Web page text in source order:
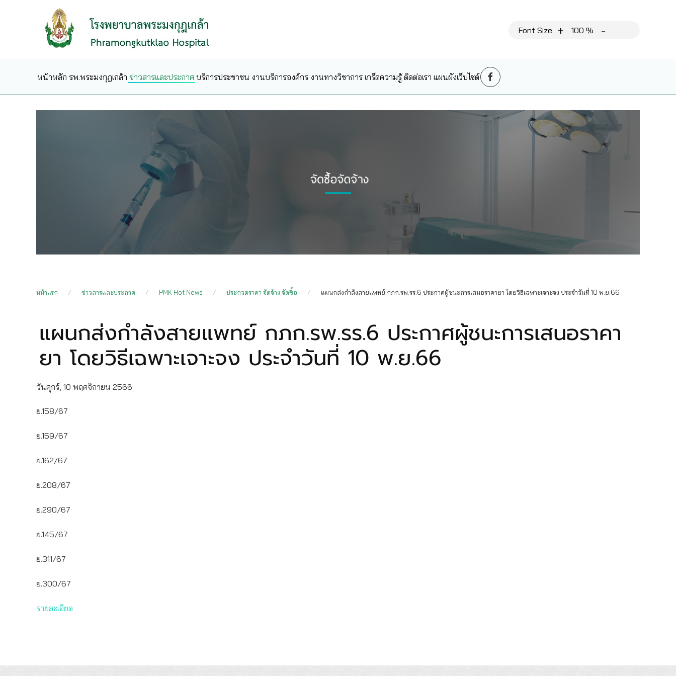
Skip to main content Font Size + 100 % -
หน้าหลัก รพ.พระมงกุฎเกล้า ข่าวสารและประกาศ บริการประชาชน งานบริการองค์กร งานทางวิชาการ เกร็ดความรู้ ติดต่อเรา แผนผังเว็บไซต์
หน้าแรก ข่าวสารและประกาศ PMK Hot News ประกวดราคา จัดจ้าง จัดซื้อ แผนกส่งกำลังสายแพทย์ กภก.รพ.รร.6 ประกาศผู้ชนะการเสนอราคายา โดยวิธีเฉพาะเจาะจง ประจำวันที่ 10 พ.ย.66
แผนกส่งกำลังสายแพทย์ กภก.รพ.รร.6 ประกาศผู้ชนะการเสนอราคา
ยา โดยวิธีเฉพาะเจาะจง ประจำวันที่ 10 พ.ย.66
วันศุกร์, 10 พฤศจิกายน 2566
ย.158/67
ย.159/67
ย.162/67
ย.208/67
ย.290/67
ย.145/67
ย.311/67
ย.300/67
รายละเอียด